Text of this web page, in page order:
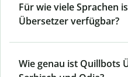
Für wie viele Sprachen
Übersetzer verfügbar?
Wie genau ist Quillbots